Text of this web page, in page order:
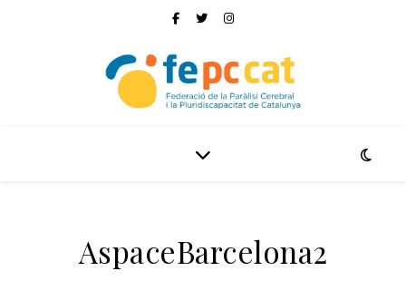
AspaceBarcelona2